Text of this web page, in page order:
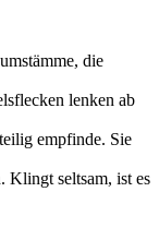
die
lenken ab
empfinde. Sie
Klingt seltsam, ist es